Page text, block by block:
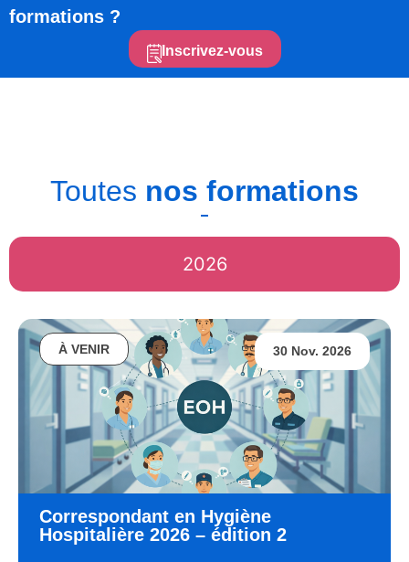
formations ?
Inscrivez-vous
Toutes nos formations
2026
À VENIR 30 Nov. 2026
Correspondant en Hygiène
Hospitalière 2026 – édition 2